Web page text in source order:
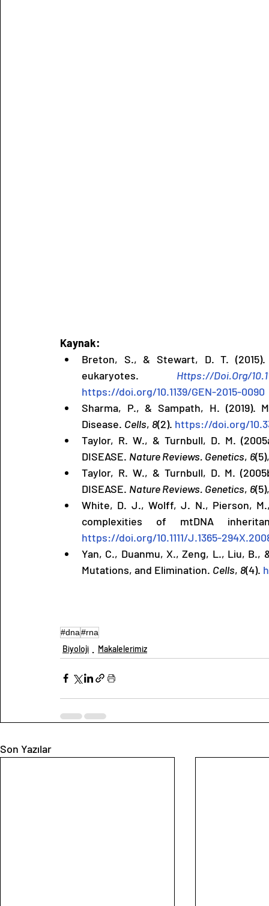
Kaynak:
Breton, S., & Stewart, D. T.
eukaryotes. Https://Doi.Org/
https://doi.org/10.1139/GEN-2015-0090
Sharma, P., & Sampath, H. (2019).
Disease. Cells, 8(2). https://doi.org/
Taylor, R. W., & Turnbull, D. M.
DISEASE. Nature Reviews. Genetics, 6
Taylor, R. W., & Turnbull, D. M.
DISEASE. Nature Reviews. Genetics, 6
White, D. J., Wolff, J. N., Pierson,
complexities of mtDNA
https://doi.org/10.1111/J.1365-
Yan, C., Duanmu, X., Zeng, L., Liu, B.,
Mutations, and Elimination. Cells, 8(4).
#dna#rna
Biyoloji Makalelerimiz
Son Yazılar